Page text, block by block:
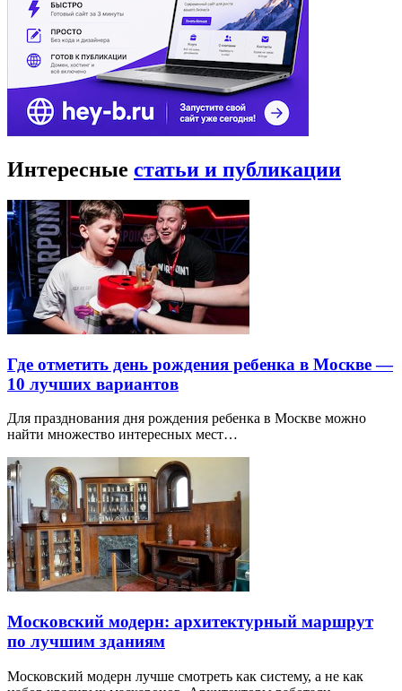
Интересные статьи и публикации
Где отметить день рождения ребенка в Москве —
10 лучших вариантов
Для празднования дня рождения ребенка в Москве можно
найти множество интересных мест…
Московский модерн: архитектурный маршрут
по лучшим зданиям
Московский модерн лучше смотреть как систему, а не как